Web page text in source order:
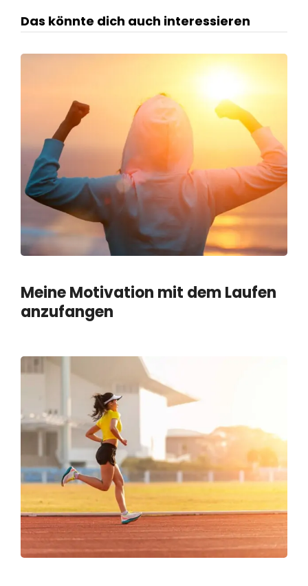
Das könnte dich auch interessieren
Meine Motivation mit dem Laufen
anzufangen